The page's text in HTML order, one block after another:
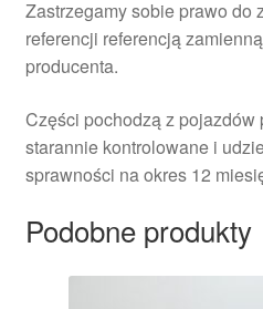
Zastrzegamy sobie prawo do
referencji referencją
producenta.
Części pochodzą z pojazdów
starannie kontrolowane i
sprawności na okres 12
Podobne produkty